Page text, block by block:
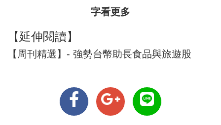
字看更多
【延伸閱讀】
【周刊精選】- 強勢台幣助長食品與旅遊股